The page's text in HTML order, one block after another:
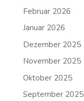
Februar 2026
Januar 2026
Dezember 2025
November 2025
Oktober 2025
September 2025